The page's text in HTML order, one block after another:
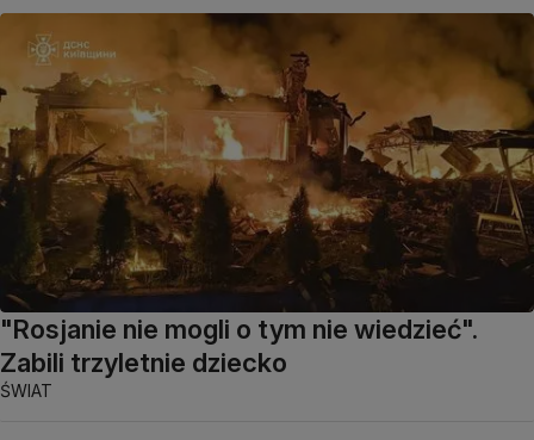
"Rosjanie nie mogli o tym nie wiedzieć".
Zabili trzyletnie dziecko
ŚWIAT